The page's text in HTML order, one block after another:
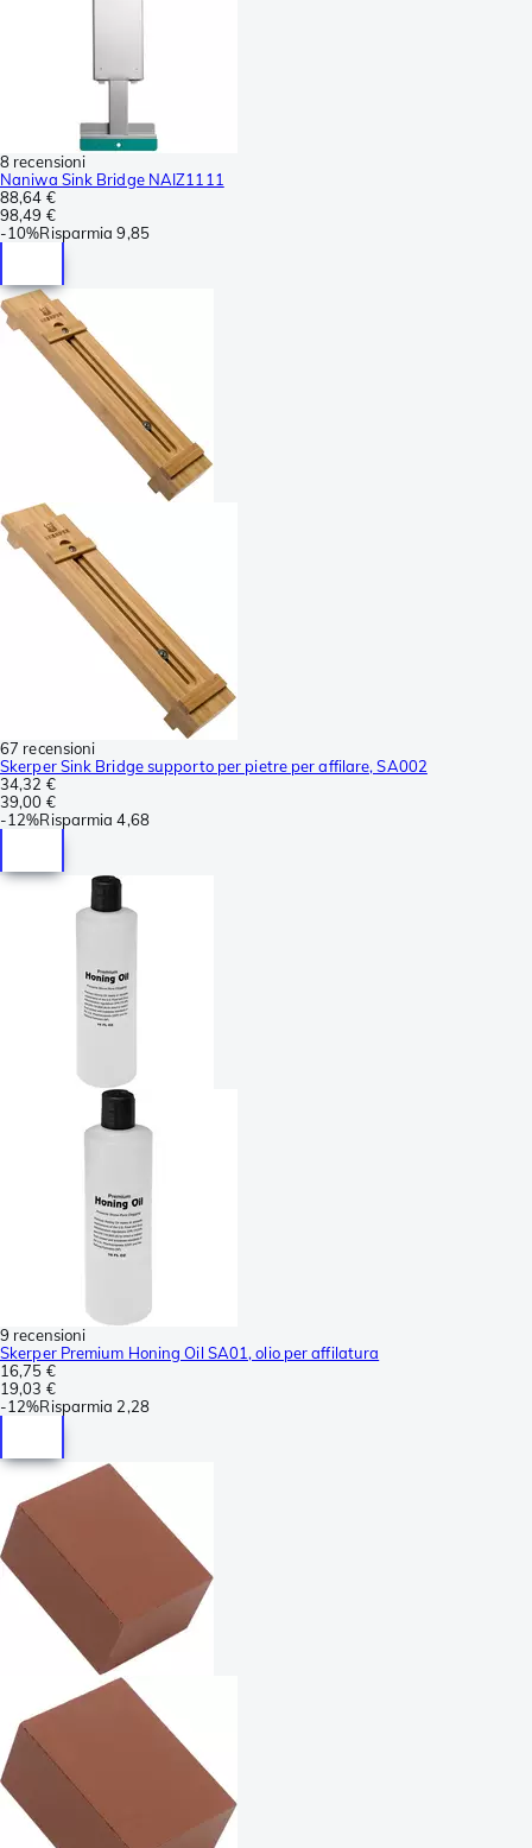
8 recensioni
Naniwa Sink Bridge NAIZ1111
88,64 €
98,49 €
-10%Risparmia 9,85
67 recensioni
Skerper Sink Bridge supporto per pietre per affilare, SA002
34,32 €
39,00 €
-12%Risparmia 4,68
9 recensioni
Skerper Premium Honing Oil SA01, olio per affilatura
16,75 €
19,03 €
-12%Risparmia 2,28